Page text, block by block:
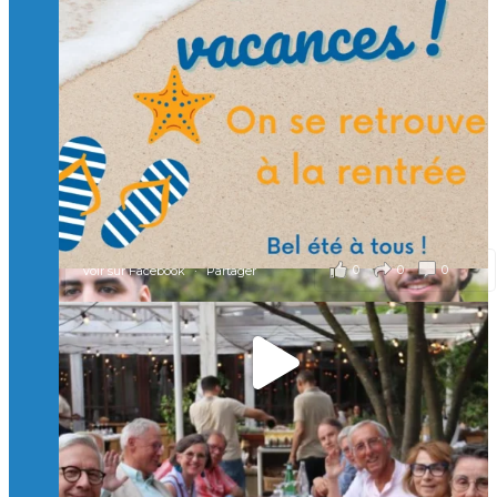
et contribuons ensemble à former les générations
d’ingénieurs de demain. 🙏
Merci à tous !
🎯 Taxe d’apprentissage 2026 : avec l'Isep, investissez pour
un numérique au service de l'humain !
À l’Isep, nous formons des ingénieurs, des bachelors, des
Mastères Spécialisés, qui allient excellence technologique et
valeurs humaines, au cœur de notre pro
...Voir plus
il y a 2 mois
0 0 0
Voir sur Facebook · Partager
🚀Afterwork à Genève 🚀
🥳 Le 22 avril dernier, 14 Alumni vivant / travaillant
en Suisse ont partagé un moment convivial de
retrouvailles et d'échanges !
Merci à tous pour votre présence et à Alexandre